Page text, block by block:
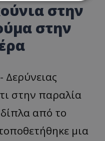
στην
στην
Δερύνειας
στην παραλία
από το
μια
όπως τη
λογαριασμού.
σωστά
cookies.
Προμηθευτής /Πεδίο
.lifenewscy.tothemaonline.com